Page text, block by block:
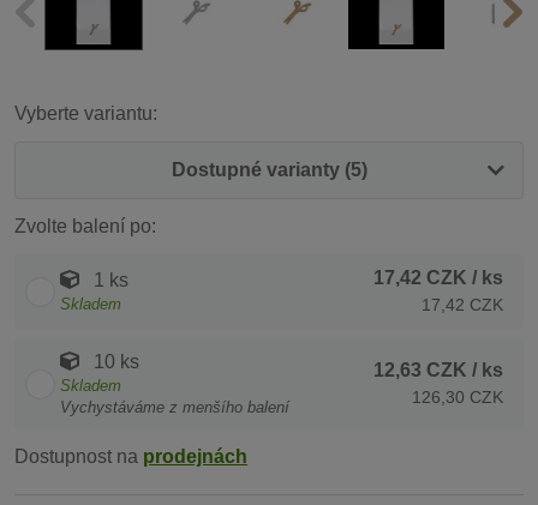
Vyberte variantu:
Dostupné varianty (5)
Zvolte balení po:
1 ks
Skladem
17,42 CZK / ks
17,42 CZK
10 ks
Skladem
Vychystáváme z menšího balení
12,63 CZK / ks
126,30 CZK
Dostupnost na prodejnách